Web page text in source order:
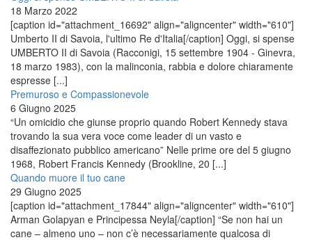
18 Marzo 2022
[caption id="attachment_16692" align="aligncenter" width="610"]
Umberto II di Savoia, l'ultimo Re d'Italia[/caption] Oggi, si spense
UMBERTO II di Savoia (Racconigi, 15 settembre 1904 - Ginevra,
18 marzo 1983), con la malinconia, rabbia e dolore chiaramente
espresse [...]
Premuroso e Compassionevole
6 Giugno 2025
“Un omicidio che giunse proprio quando Robert Kennedy stava
trovando la sua vera voce come leader di un vasto e
disaffezionato pubblico americano” Nelle prime ore del 5 giugno
1968, Robert Francis Kennedy (Brookline, 20 [...]
Quando muore il tuo cane
29 Giugno 2025
[caption id="attachment_17844" align="aligncenter" width="610"]
Arman Golapyan e Principessa Neyla[/caption] “Se non hai un
cane – almeno uno – non c’è necessariamente qualcosa di